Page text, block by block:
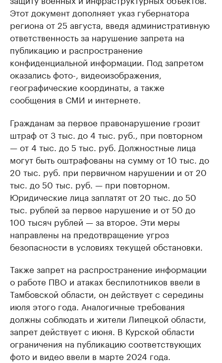
Этот документ дополняет указ губернатора
региона от 25 августа, введя административную
ответственность за нарушение запрета на
публикацию и распространение
конфиденциальной информации. Под запретом
оказались фото-, видеоизображения,
географические координаты, а также
сообщения в СМИ и интернете.
Гражданам за первое правонарушение грозит
штраф от 3 тыс. до 4 тыс. руб., при повторном
— от 4 тыс. до 5 тыс. руб. Должностные лица
могут быть оштрафованы на сумму от 10 тыс. до
20 тыс. руб. при первичном нарушении и от 20
тыс. до 50 тыс. руб. — при повторном.
Юридические лица заплатят от 20 тыс. до 50
тыс. рублей за первое нарушение и от 50 до
100 тысяч рублей — за второе. Эти меры
направлены на предотвращение угроз
безопасности в условиях текущей обстановки.
Также запрет на распространение информации
о работе ПВО и атаках беспилотников ввели в
Тамбовской области, он действует с середины
июля этого года. Аналогичные требования
должны соблюдать и жители Липецкой области,
запрет действует с июня. В Курской области
ограничения на публикацию соответствующих
фото и видео ввели в марте 2024 года.